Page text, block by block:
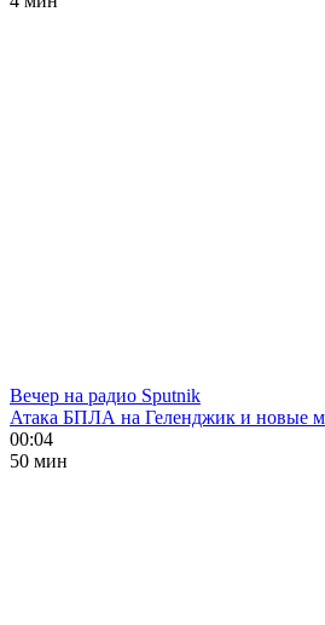
Вечер на радио Sputnik
Атака БПЛА на Геленджик и новые
00:04
50 мин